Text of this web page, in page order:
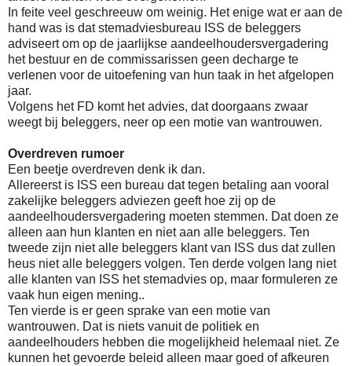
In feite veel geschreeuw om weinig. Het enige wat er aan de
hand was is dat stemadviesbureau ISS de beleggers
adviseert om op de jaarlijkse aandeelhoudersvergadering
het bestuur en de commissarissen geen decharge te
verlenen voor de uitoefening van hun taak in het afgelopen
jaar.
Volgens het FD komt het advies, dat doorgaans zwaar
weegt bij beleggers, neer op een motie van wantrouwen.
Overdreven rumoer
Een beetje overdreven denk ik dan.
Allereerst is ISS een bureau dat tegen betaling aan vooral
zakelijke beleggers adviezen geeft hoe zij op de
aandeelhoudersvergadering moeten stemmen. Dat doen ze
alleen aan hun klanten en niet aan alle beleggers. Ten
tweede zijn niet alle beleggers klant van ISS dus dat zullen
heus niet alle beleggers volgen. Ten derde volgen lang niet
alle klanten van ISS het stemadvies op, maar formuleren ze
vaak hun eigen mening..
Ten vierde is er geen sprake van een motie van
wantrouwen. Dat is niets vanuit de politiek en
aandeelhouders hebben die mogelijkheid helemaal niet. Ze
kunnen het gevoerde beleid alleen maar goed of afkeuren